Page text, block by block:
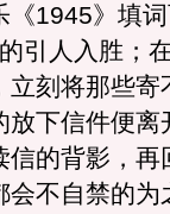
1945》填词
引人入胜；
刻将那些寄
下信件便离
信的背影，再
不自禁的为